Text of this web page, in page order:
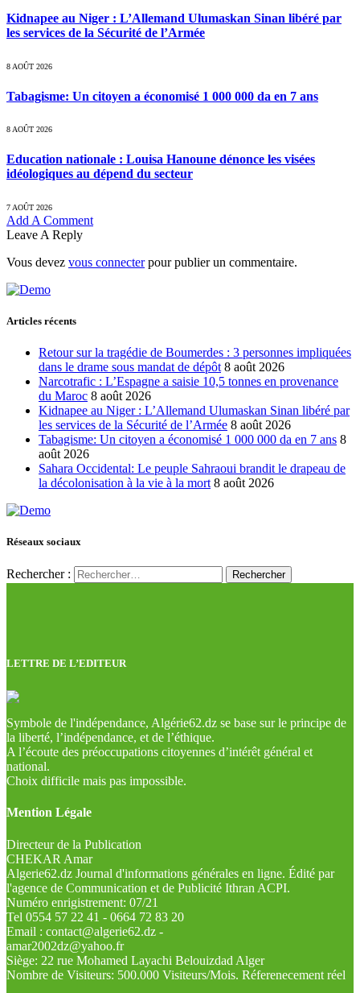
Kidnapee au Niger : L’Allemand Ulumaskan Sinan libéré par
les services de la Sécurité de l’Armée
8 AOÛT 2026
Tabagisme: Un citoyen a économisé 1 000 000 da en 7 ans
8 AOÛT 2026
Education nationale : Louisa Hanoune dénonce les visées
idéologiques au dépend du secteur
7 AOÛT 2026
Add A Comment
Leave A Reply
Vous devez vous connecterpour publier un commentaire.
Articles récents
Retour sur la tragédie de Boumerdes : 3 personnes impliquées
dans le drame sous mandat de dépôt 8 août 2026
Narcotrafic : L’Espagne a saisie 10,5 tonnes en provenance
du Maroc 8 août 2026
Kidnapee au Niger : L’Allemand Ulumaskan Sinan libéré par
les services de la Sécurité de l’Armée 8 août 2026
Tabagisme: Un citoyen a économisé 1 000 000 da en 7 ans 8
août 2026
Sahara Occidental: Le peuple Sahraoui brandit le drapeau de
la décolonisation à la vie à la mort 8 août 2026
Réseaux sociaux
Rechercher :
LETTRE DE L’EDITEUR
Symbole de l'indépendance, Algérie62.dz se base sur le principe de
la liberté, l’indépendance, et de l’éthique.
A l’écoute des préoccupations citoyennes d’intérêt général et
national.
Choix difficile mais pas impossible.
Mention Légale
Directeur de la Publication
CHEKAR Amar
Algerie62.dz Journal d'informations générales en ligne. Édité par
l'agence de Communication et de Publicité Ithran ACPI.
Numéro enrigistrement: 07/21
Tel 0554 57 22 41 - 0664 72 83 20
Email : contact@algerie62.dz -
amar2002dz@yahoo.fr
Siège: 22 rue Mohamed Layachi Belouizdad Alger
Nombre de Visiteurs: 500.000 Visiteurs/Mois. Réferenecement réel